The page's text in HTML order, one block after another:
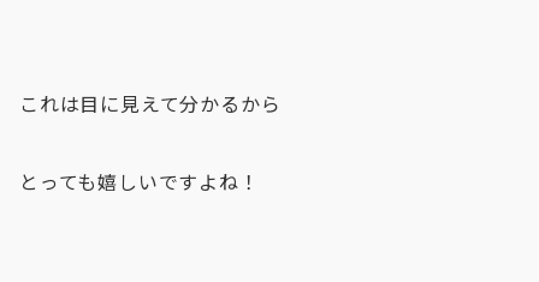
これは目に見えて分かるから
とっても嬉しいですよね！